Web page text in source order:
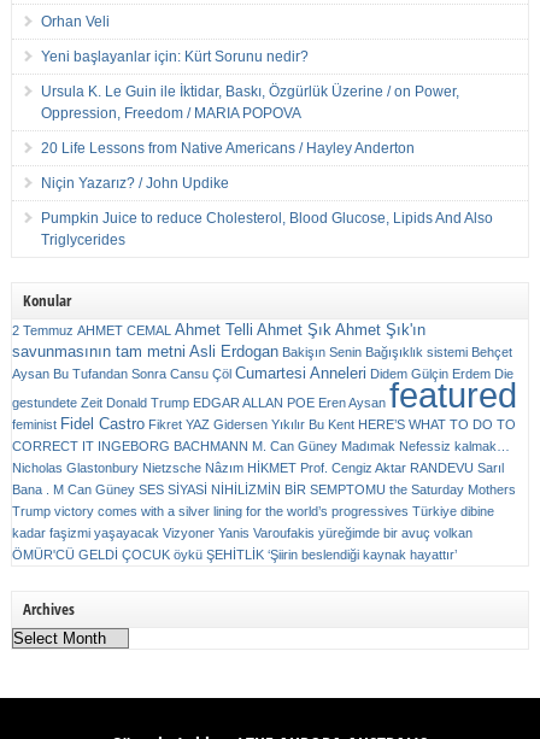
Orhan Veli
Yeni başlayanlar için: Kürt Sorunu nedir?
Ursula K. Le Guin ile İktidar, Baskı, Özgürlük Üzerine / on Power,
Oppression, Freedom / MARIA POPOVA
20 Life Lessons from Native Americans / Hayley Anderton
Niçin Yazarız? / John Updike
Pumpkin Juice to reduce Cholesterol, Blood Glucose, Lipids And Also
Triglycerides
Konular
2 Temmuz AHMET CEMAL Ahmet Telli Ahmet Şık Ahmet Şık'ın
savunmasının tam metni Asli Erdogan Bakişın Senin Bağışıklık sistemi Behçet
Aysan Bu Tufandan Sonra Cansu Çöl Cumartesi Anneleri Didem Gülçin Erdem Die
gestundete Zeit Donald Trump EDGAR ALLAN POE Eren Aysan featured
feminist Fidel Castro Fikret YAZ Gidersen Yıkılır Bu Kent HERE’S WHAT TO DO TO
CORRECT IT INGEBORG BACHMANN M. Can Güney Madımak Nefessiz kalmak…
Nicholas Glastonbury Nietzsche Nâzım HİKMET Prof. Cengiz Aktar RANDEVU Sarıl
Bana . M Can Güney SES SİYASİ NİHİLİZMİN BİR SEMPTOMU the Saturday Mothers
Trump victory comes with a silver lining for the world’s progressives Türkiye dibine
kadar faşizmi yaşayacak Vizyoner Yanis Varoufakis yüreğimde bir avuç volkan
ÖMÜR'CÜ GELDİ ÇOCUK öykü ŞEHİTLİK ‘Şiirin beslendiği kaynak hayattır’
Archives
Archives